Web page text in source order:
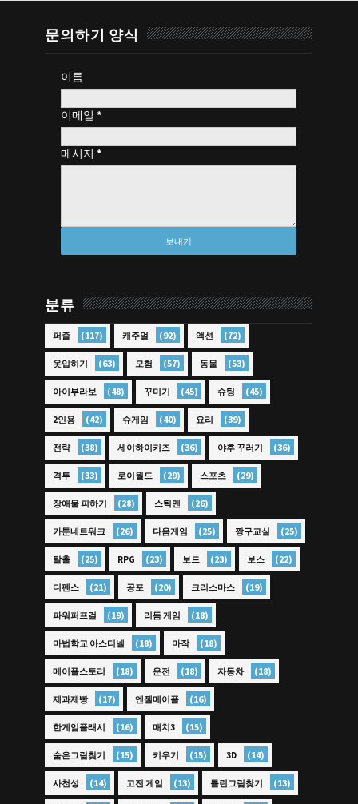
문의하기 양식
이름
이메일*
메시지*
분류
퍼즐 (117) 캐주얼 (92) 액션 (72)
옷입히기 (63) 모험 (57) 동물 (53)
아이부라보 (48) 꾸미기 (45) 슈팅 (45)
2인용 (42) 슈게임 (40) 요리 (39)
전략 (38) 세이하이키즈 (36) 야후 꾸러기 (36)
격투 (33) 로이월드 (29) 스포츠 (29)
장애물 피하기 (28) 스틱맨 (26)
카툰네트워크 (26) 다음게임 (25) 짱구교실 (25)
탈출 (25) RPG (23) 보드 (23) 보스 (22)
디펜스 (21) 공포 (20) 크리스마스 (19)
파워퍼프걸 (19) 리듬 게임 (18)
마법학교 아스티넬 (18) 마작 (18)
메이플스토리 (18) 운전 (18) 자동차 (18)
제과제빵 (17) 엔젤메이플 (16)
한게임플래시 (16) 매치3 (15)
숨은그림찾기 (15) 키우기 (15) 3D (14)
사천성 (14) 고전 게임 (13) 틀린그림찾기 (13)